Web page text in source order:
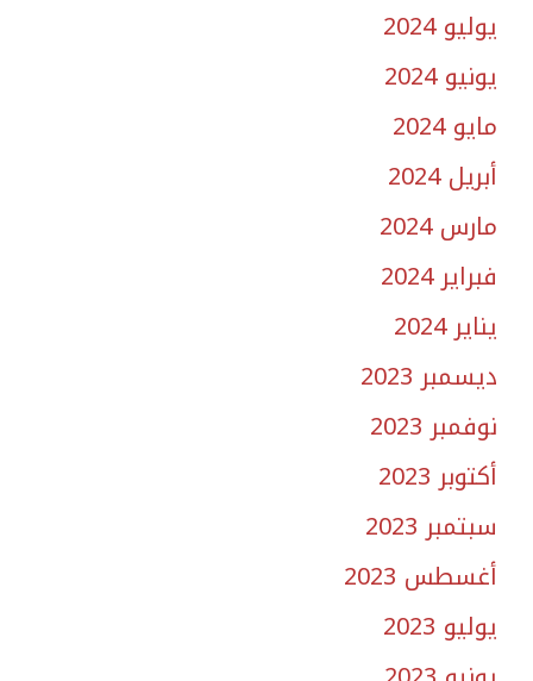
يوليو 2024
يونيو 2024
مايو 2024
أبريل 2024
مارس 2024
فبراير 2024
يناير 2024
ديسمبر 2023
نوفمبر 2023
أكتوبر 2023
سبتمبر 2023
أغسطس 2023
يوليو 2023